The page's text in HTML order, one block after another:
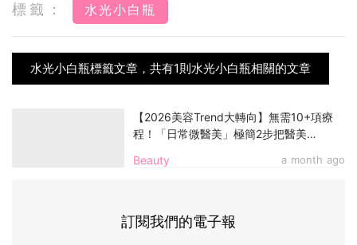
標籤： 水光小白瓶
水光小白瓶標籤文章，共有1則水光小白瓶相關的文章
Beauty a month ago
【2026美容Trend大轉向】無需10+項療
程！「日常微醫美」極簡2步把醫美
99.9%皮相、骨相問題
訂閱我們的電子報